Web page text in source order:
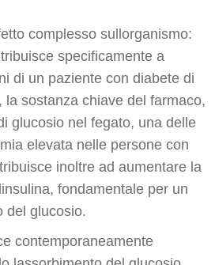
complesso sullorganismo:
specificamente a
di un paziente con diabete di
la sostanza chiave del farmaco,
glucosio nel fegato, una delle
elevata nelle persone con
inoltre ad aumentare la
fondamentale per un
del glucosio.
contemporaneamente